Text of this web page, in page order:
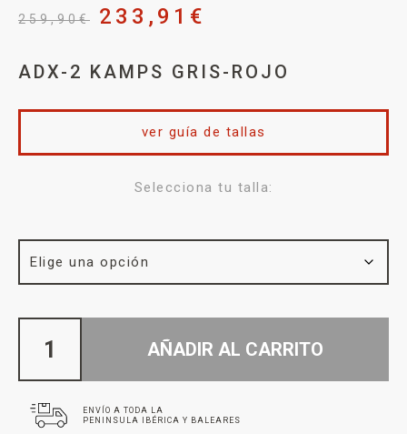
259,90€ 233,91 €
ADX-2 KAMPS GRIS-ROJO
Selecciona tu talla:
ver guía de tallas
AÑADIR AL CARRITO
ENVÍO A TODA LA
PENINSULA IBÉRICA Y BALEARES